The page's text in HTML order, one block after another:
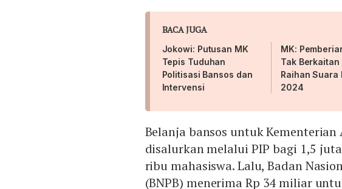
BACA JUGA
Jokowi: Putusan MK
Tepis Tuduhan
Politisasi Bansos dan
Intervensi
MK:
Tak Berkaitan
Raihan Suara
2024
Belanja bansos untuk
disalurkan melalui PIP bagi 1,5
ribu mahasiswa. Lalu, Badan
(BNPB) menerima Rp 34 miliar